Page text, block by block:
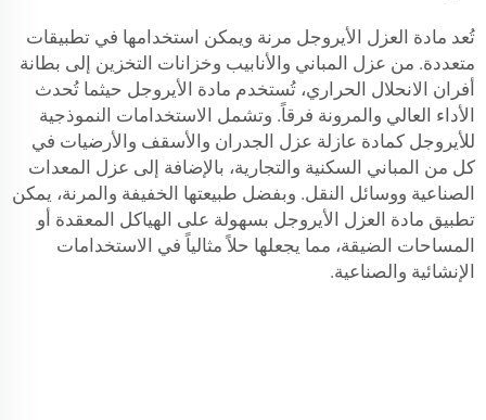
تُعد مادة العزل الأيروجل مرنة ويمكن استخدامها في تطبيقات
متعددة. من عزل المباني والأنابيب وخزانات التخزين إلى بطانة
أفران الانحلال الحراري، تُستخدم مادة الأيروجل حيثما تُحدث
الأداء العالي والمرونة فرقاً. وتشمل الاستخدامات النموذجية
للأيروجل كمادة عازلة عزل الجدران والأسقف والأرضيات في
كل من المباني السكنية والتجارية، بالإضافة إلى عزل المعدات
الصناعية ووسائل النقل. وبفضل طبيعتها الخفيفة والمرنة، يمكن
تطبيق مادة العزل الأيروجل بسهولة على الهياكل المعقدة أو
المساحات الضيقة، مما يجعلها حلاً مثالياً في الاستخدامات
الإنشائية والصناعية.